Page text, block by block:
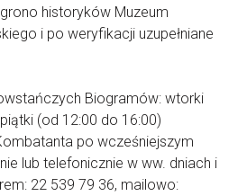
historyków Muzeum
i po weryfikacji uzupełniane
Biogramów: wtorki
(od 12:00 do 16:00)
po wcześniejszym
lub telefonicznie w ww. dniach i
22 539 79 36, mailowo: